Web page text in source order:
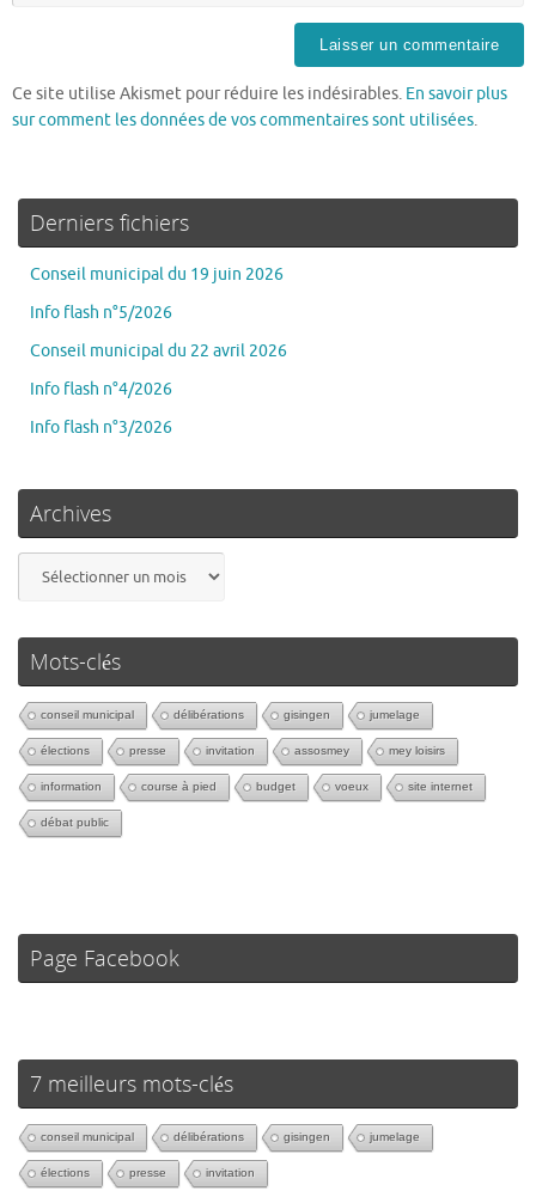
Ce site utilise Akismet pour réduire les indésirables. En savoir plus
sur comment les données de vos commentaires sont utilisées.
Derniers fichiers
Conseil municipal du 19 juin 2026
Info flash n°5/2026
Conseil municipal du 22 avril 2026
Info flash n°4/2026
Info flash n°3/2026
Archives
Mots-clés
conseil municipal délibérations gisingen jumelage
élections presse invitation assosmey mey loisirs
information course à pied budget voeux site internet
débat public
Page Facebook
7 meilleurs mots-clés
conseil municipal délibérations gisingen jumelage
élections presse invitation